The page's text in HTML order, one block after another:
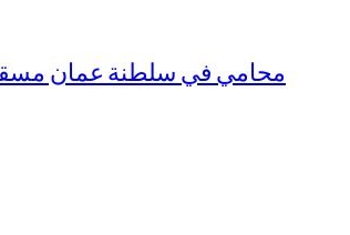
المحتوى
محامي في سلطنة عمان